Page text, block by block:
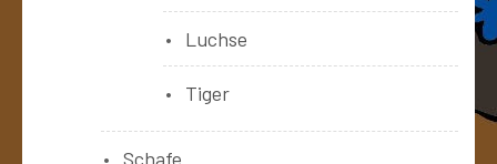
Luchse
Tiger
Schafe